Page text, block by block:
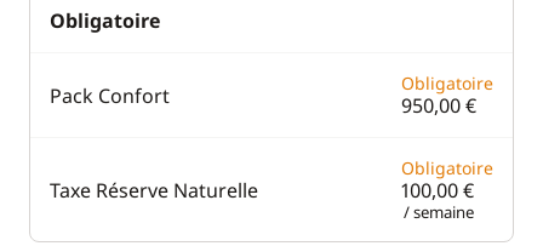
Obligatoire
Pack Confort Obligatoire
950,00 €
Taxe Réserve Naturelle
Obligatoire
100,00 €
/ semaine